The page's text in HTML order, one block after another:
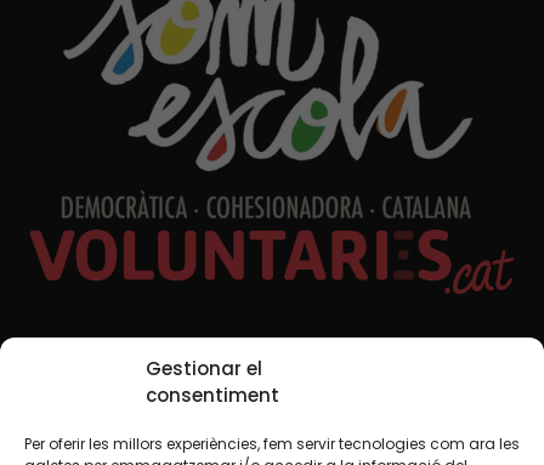
Gestionar el
consentiment
Per oferir les millors experiències, fem servir tecnologies com ara les
Xarxes Socials